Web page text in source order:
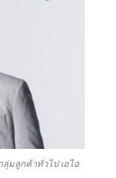
มลูกค้าทั่วไป เอไอ